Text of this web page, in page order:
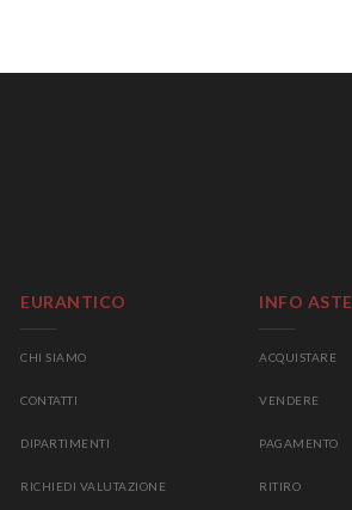
EURANTICO
CHI SIAMO
CONTATTI
DIPARTIMENTI
RICHIEDI VALUTAZIONE
INFO ASTE
ACQUISTARE
VENDERE
PAGAMENTO
RITIRO